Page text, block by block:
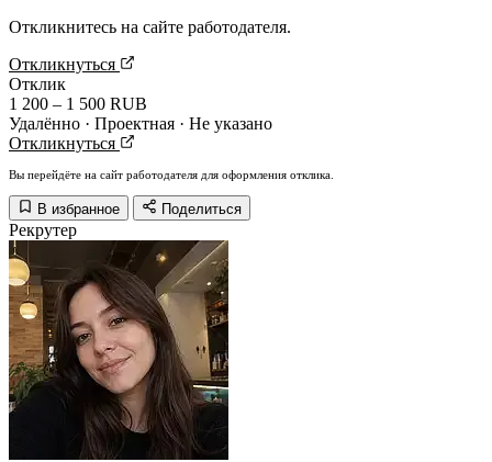
Откликнитесь на сайте работодателя.
Откликнуться
Отклик
1 200 – 1 500 RUB
Удалённо · Проектная · Не указано
Откликнуться
Вы перейдёте на сайт работодателя для оформления отклика.
В избранное Поделиться
Рекрутер